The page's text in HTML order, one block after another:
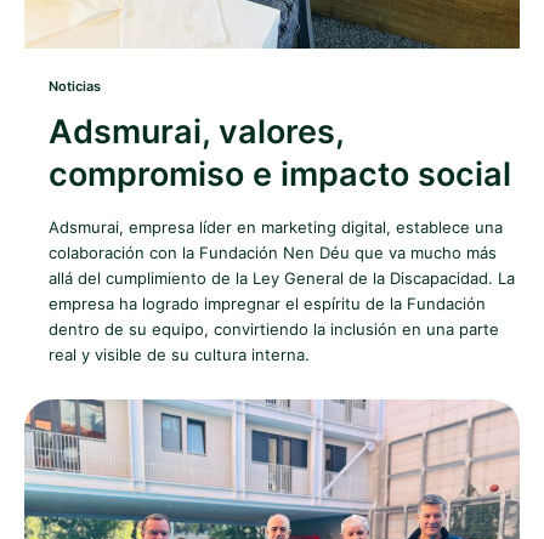
Noticias
Adsmurai, valores,
compromiso e impacto social
Adsmurai, empresa líder en marketing digital, establece una
colaboración con la Fundación Nen Déu que va mucho más
allá del cumplimiento de la Ley General de la Discapacidad. La
empresa ha logrado impregnar el espíritu de la Fundación
dentro de su equipo, convirtiendo la inclusión en una parte
real y visible de su cultura interna.